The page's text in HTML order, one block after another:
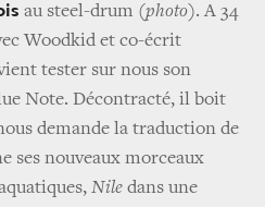
au steel-drum (photo). A 34
Woodkid et co-écrit
tester sur nous son
Note. Décontracté, il boit
demande la traduction de
ses nouveaux morceaux
Nile dans une